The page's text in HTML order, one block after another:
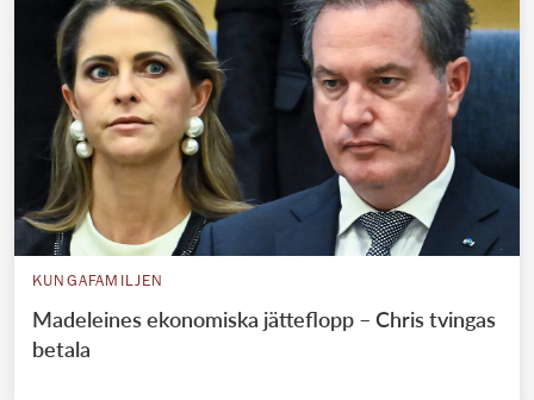
KUNGAFAMILJEN
Madeleines ekonomiska jätteflopp – Chris tvingas
betala